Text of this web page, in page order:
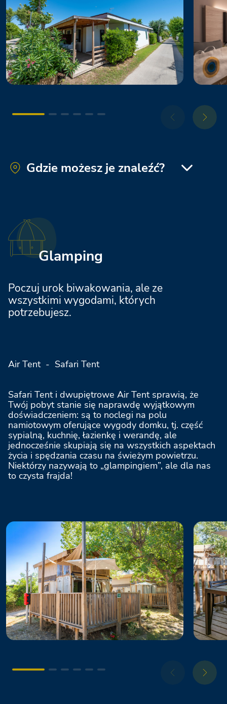
Gdzie możesz je znaleźć?
Spina Family Collection
Marina Romea Easy Camping Village
Stork Family Collection
Bologna Easy Camping Village
Milano Marittima Boutique Resort
La Risacca Family Collection
Marina Julia Family Collection
Adriano Family Collection
Orbetello Family Collection
Glamping
Poczuj urok biwakowania, ale ze
wszystkimi wygodami, których
potrzebujesz.
Air Tent - Safari Tent
Safari Tent i dwupiętrowe Air Tent sprawią, że
Twój pobyt stanie się naprawdę wyjątkowym
doświadczeniem: są to noclegi na polu
namiotowym oferujące wygody domku, tj. część
sypialną, kuchnię, łazienkę i werandę, ale
jednocześnie skupiają się na wszystkich aspektach
życia i spędzania czasu na świeżym powietrzu.
Niektórzy nazywają to „glampingiem”, ale dla nas
to czysta frajda!